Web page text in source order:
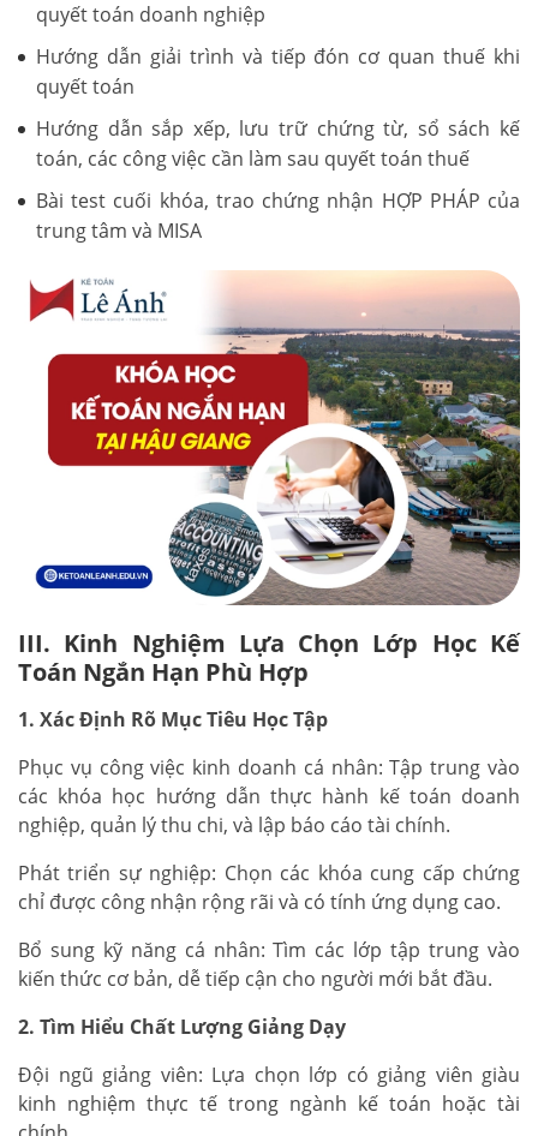
quyết toán doanh nghiệp
Hướng dẫn giải trình và tiếp đón cơ quan thuế khi
quyết toán
Hướng dẫn sắp xếp, lưu trữ chứng từ, sổ sách kế
toán, các công việc cần làm sau quyết toán thuế
Bài test cuối khóa, trao chứng nhận HỢP PHÁP của
trung tâm và MISA
III. Kinh Nghiệm Lựa Chọn Lớp Học Kế
Toán Ngắn Hạn Phù Hợp
1. Xác Định Rõ Mục Tiêu Học Tập
Phục vụ công việc kinh doanh cá nhân: Tập trung vào
các khóa học hướng dẫn thực hành kế toán doanh
nghiệp, quản lý thu chi, và lập báo cáo tài chính.
Phát triển sự nghiệp: Chọn các khóa cung cấp chứng
chỉ được công nhận rộng rãi và có tính ứng dụng cao.
Bổ sung kỹ năng cá nhân: Tìm các lớp tập trung vào
kiến thức cơ bản, dễ tiếp cận cho người mới bắt đầu.
2. Tìm Hiểu Chất Lượng Giảng Dạy
Đội ngũ giảng viên: Lựa chọn lớp có giảng viên giàu
kinh nghiệm thực tế trong ngành kế toán hoặc tài